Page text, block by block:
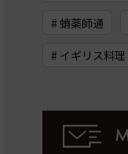
# 蛸薬師通
# イギリス料理